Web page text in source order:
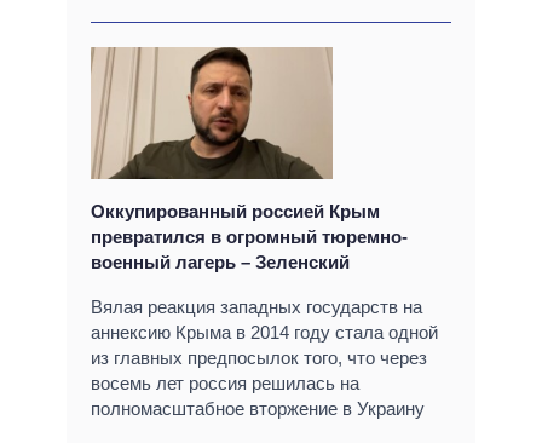
Оккупированный россией Крым
превратился в огромный тюремно-
военный лагерь – Зеленский
Вялая реакция западных государств на
аннексию Крыма в 2014 году стала одной
из главных предпосылок того, что через
восемь лет россия решилась на
полномасштабное вторжение в Украину